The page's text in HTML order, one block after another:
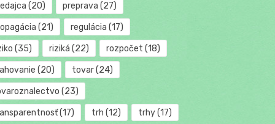
(20) preprava (27)
(21) regulácia (17)
(35) riziká (22) rozpočet (18)
(20) tovar(24)
(23)
(17) trh (12) trhy(17)